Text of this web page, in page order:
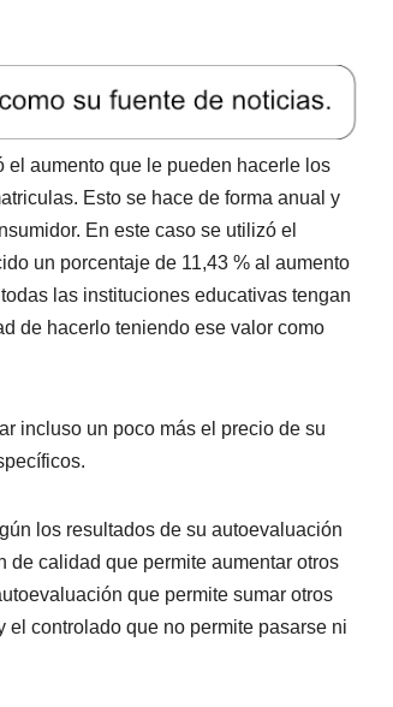
el aumento que le pueden hacerle los
Esto se hace de forma anual y
En este caso se utilizó el
un porcentaje de 11,43 % al aumento
las instituciones educativas tengan
de hacerlo teniendo ese valor como
incluso un poco más el precio de su
los resultados de su autoevaluación
de calidad que permite aumentar otros
que permite sumar otros
controlado que no permite pasarse ni